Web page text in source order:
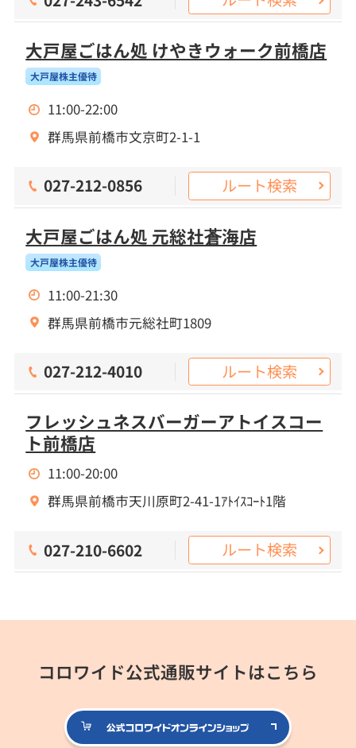
大戸屋ごはん処 けやきウォーク前橋店
大戸屋株主優待
11:00-22:00
群馬県前橋市文京町2-1-1
027-212-0856 ルート検索
大戸屋ごはん処 元総社蒼海店
大戸屋株主優待
11:00-21:30
群馬県前橋市元総社町1809
027-212-4010 ルート検索
フレッシュネスバーガーアトイスコー
ト前橋店
11:00-20:00
群馬県前橋市天川原町2-41-1ｱﾄｲｽｺｰﾄ1階
027-210-6602 ルート検索
コロワイド公式通販サイトはこちら
公式コロ